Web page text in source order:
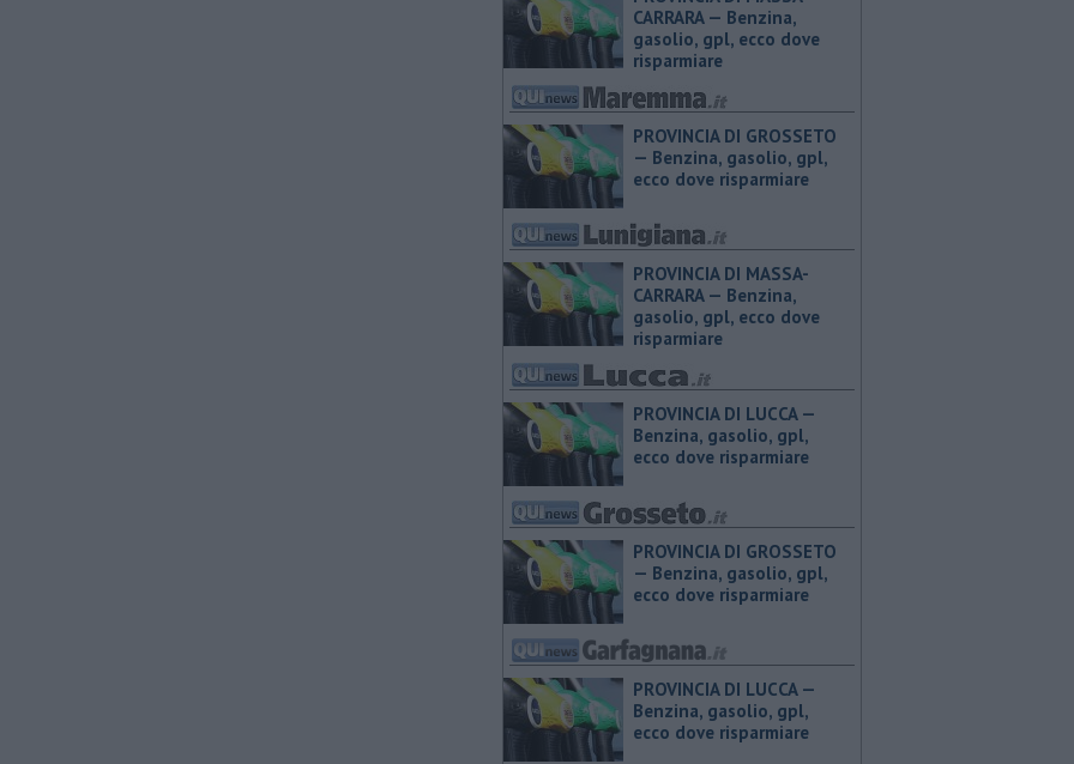
CARRARA — ​Benzina,
gasolio, gpl, ecco dove
risparmiare
PROVINCIA DI GROSSETO
— ​Benzina, gasolio, gpl,
ecco dove risparmiare
PROVINCIA DI MASSA-
CARRARA — ​Benzina,
gasolio, gpl, ecco dove
risparmiare
PROVINCIA DI LUCCA — ​
Benzina, gasolio, gpl,
ecco dove risparmiare
PROVINCIA DI GROSSETO
— ​Benzina, gasolio, gpl,
ecco dove risparmiare
PROVINCIA DI LUCCA — ​
Benzina, gasolio, gpl,
ecco dove risparmiare